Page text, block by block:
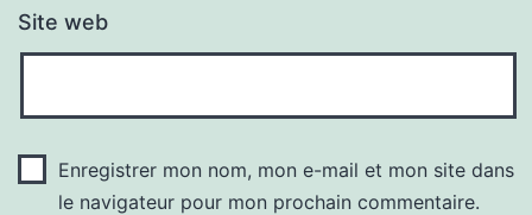
Site web
Enregistrer mon nom, mon e-mail et mon site dans
le navigateur pour mon prochain commentaire.